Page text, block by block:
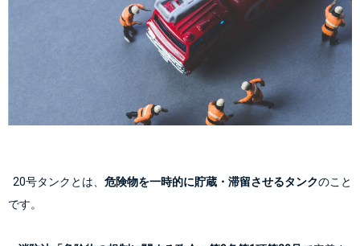
  20号タンクとは、
危険物を一時的に貯蔵・滞留させるタンクのこと
です。